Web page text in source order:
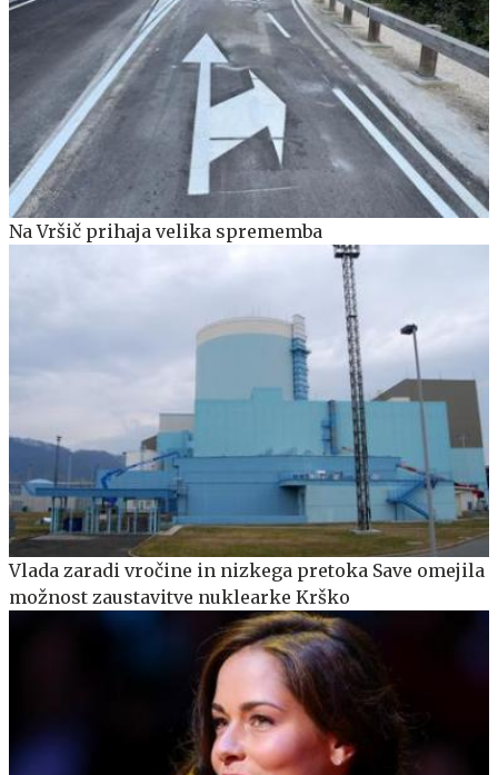
Na Vršič prihaja velika sprememba
Vlada zaradi vročine in nizkega pretoka Save omejila
možnost zaustavitve nuklearke Krško